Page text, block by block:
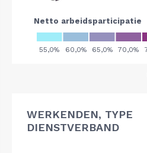
WERKENDEN, TYPE
DIENSTVERBAND